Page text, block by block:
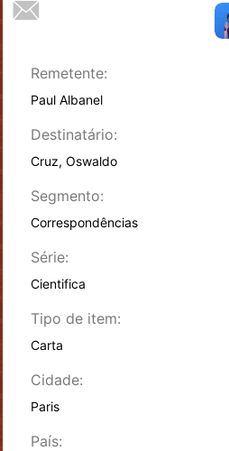
Remetente:
Paul Albanel
Destinatário:
Cruz, Oswaldo
Segmento:
Correspondências
Série:
Cientifica
Tipo de item:
Carta
Cidade:
Paris
País: